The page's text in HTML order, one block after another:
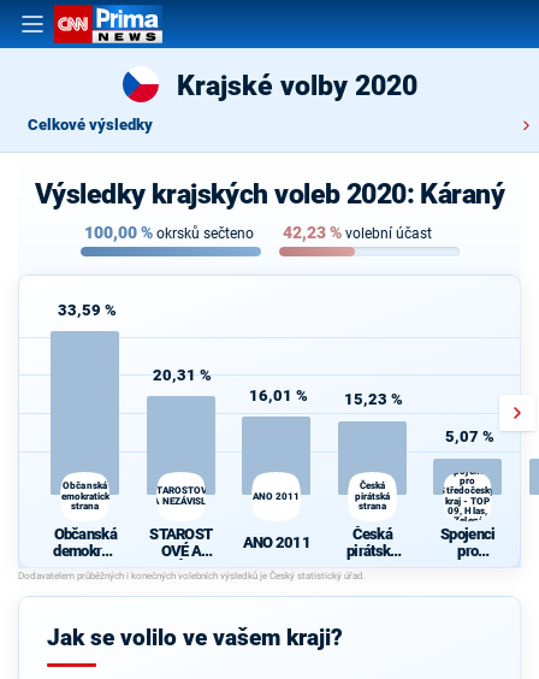
Krajské volby 2020
Celkové výsledky
Výsledky krajských voleb 2020: Káraný
100,00% okrsků sečteno 42,23% volební účast
33,59 %
Občanská
demokratická
strana
Občanská
demokrati
cká strana
20,31 %
STAROSTOVÉ
A NEZÁVISLÍ
STAROST
OVÉ A
NEZÁVISL
Í
16,01 %
ANO 2011
ANO 2011
15,23 %
Česká
pirátská
strana
Česká
pirátská
strana
5,07 %
Spojenci
pro
Středočeský
kraj - TOP
09, Hlas,
Zelení
Spojenci
pro
Středočes
TOP 09,
Jak se volilo ve vašem kraji?